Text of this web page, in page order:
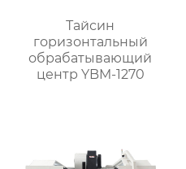
Тайсин
горизонтальный
обрабатывающий
центр YBM-1270